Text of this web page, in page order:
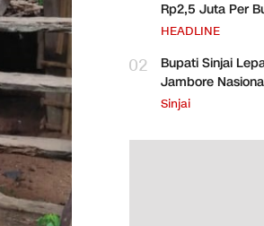
Rp2,5 Juta Per
Saat Telat Bayar
HEADLINE
02
Bupati Sinjai
Jambore
Sinjai